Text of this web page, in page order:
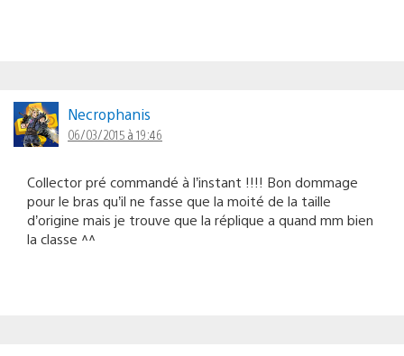
Necrophanis
06/03/2015 à 19:46
Collector pré commandé à l’instant !!!! Bon dommage
pour le bras qu’il ne fasse que la moité de la taille
d’origine mais je trouve que la réplique a quand mm bien
la classe ^^